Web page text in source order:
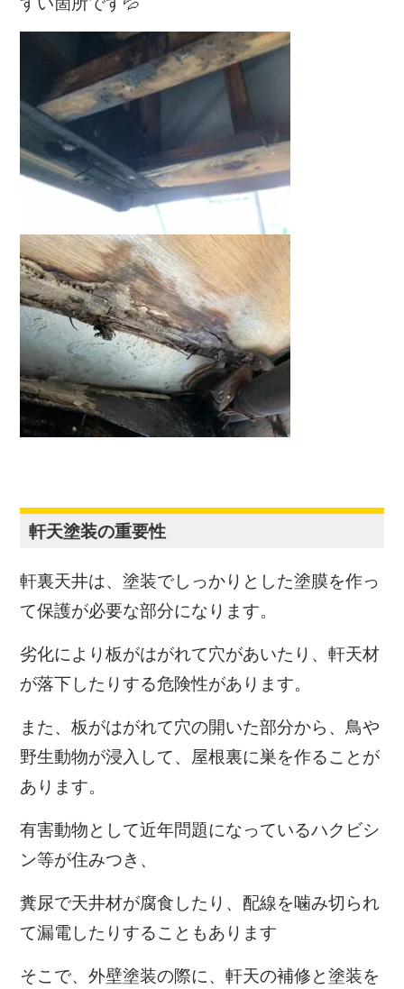
軒天塗装の重要性
軒裏天井は、塗装でしっかりとした塗膜を作っ
て保護が必要な部分になります。
劣化により板がはがれて穴があいたり、軒天材
が落下したりする危険性があります。
また、板がはがれて穴の開いた部分から、鳥や
野生動物が浸入して、屋根裏に巣を作ることが
あります。
有害動物として近年問題になっているハクビシ
ン等が住みつき、
糞尿で天井材が腐食したり、配線を噛み切られ
て漏電したりすることもあります
そこで、外壁塗装の際に、軒天の補修と塗装を